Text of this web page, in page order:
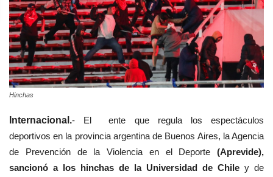
Hinchas
Internacional.- El ente que regula los espectáculos
deportivos en la provincia argentina de Buenos Aires, la Agencia
de Prevención de la Violencia en el Deporte (Aprevide),
sancionó a los hinchas de la Universidad de Chile y de